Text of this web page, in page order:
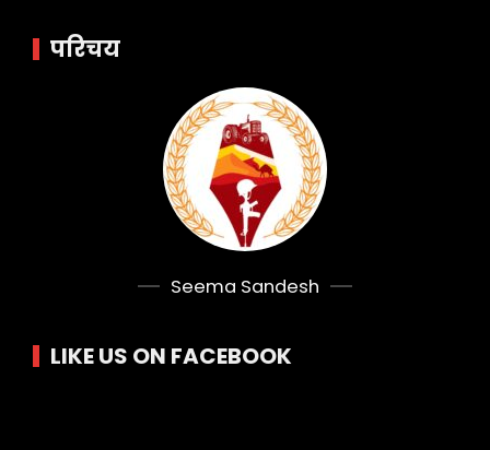
परिचय
Seema Sandesh
LIKE US ON FACEBOOK